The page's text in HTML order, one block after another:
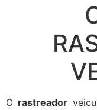
O rastreador